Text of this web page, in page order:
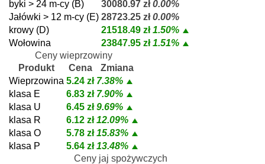
byki > 24 m-cy (B) 30080.97 zł 0.00%
Jałówki > 12 m-cy (E) 28723.25 zł 0.00%
krowy (D)
21518.49 zł 1.50%
Wołowina
23847.95 zł 1.51%
Ceny wieprzowiny
Produkt
Cena
Zmiana
Wieprzowina 5.24 zł 7.38%
klasa E
6.83 zł 7.90%
klasa U
6.45 zł 9.69%
klasa R
6.12 zł 12.09%
klasa O
5.78 zł 15.83%
klasa P
5.64 zł 13.48%
Ceny jaj spożywczych